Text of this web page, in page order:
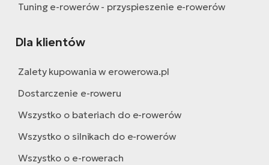
Tuning e-rowerów - przyspieszenie e-rowerów
Dla klientów
Zalety kupowania w erowerowa.pl
Dostarczenie e-roweru
Wszystko o bateriach do e-rowerów
Wszystko o silnikach do e-rowerów
Wszystko o e-rowerach